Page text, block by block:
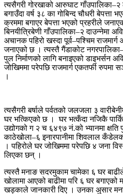
त्यसैगरी गोरखाको आरुघाट
बगाउँदा वर्ष ३८ का गोबिन्द चौधरी बेपत्ता
क्रममा बगाएर बेपत्ता भएको प्रहरीले
बिनयीत्रिबेणी गाँउपालिका–२ दाउन्नेमा
अचानक पहिरो खस्दा पूर्व–पश्चिम
जनाएको छ । त्यस्तै गैंडाकोट
पुल निर्माणको लागि बनाइएको डाइभर्सन
जोखिममा परेपछि राजमार्ग एकतर्फी
।
त्यसैगरी बर्षाले पर्वतको जलजला ३
घर भत्किएको छ । घर भत्कँदा नजिकै
उद्योगको ग २ च ६४९७ नं.को भ्यानमा
काठेखोला–६ इनारपानीमा शिवलाल
। पहिरोले घर जोखिममा परेपछि ४ जना
लिएका छन् ।
त्यस्तै मनाङ सदरमुकाम चामेका ६ घर
खोलामा आएको बाढीमा परि ६ घर
खड्काले जानकारी दिए । उनका अुसार